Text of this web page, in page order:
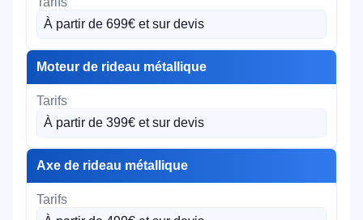
À partir de 699€ et sur devis
Moteur de rideau métallique
À partir de 399€ et sur devis
Axe de rideau métallique